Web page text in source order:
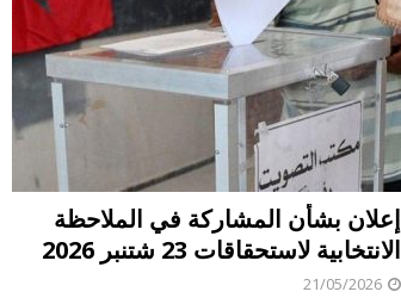
إعلان بشأن المشاركة في الملاحظة
الانتخابية لاستحقاقات 23 شتنبر 2026
21/05/2026